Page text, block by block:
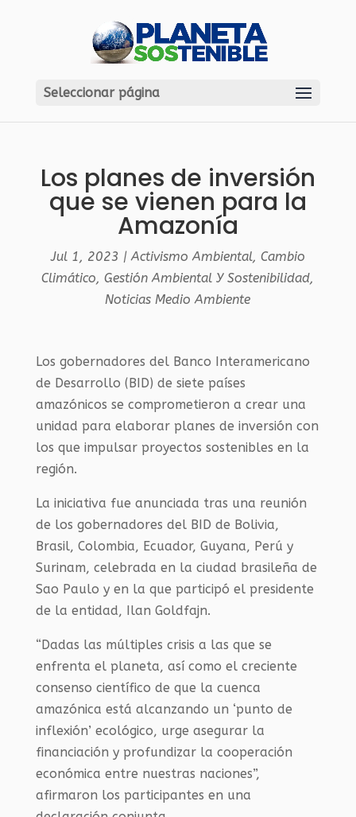
Seleccionar página
Los planes de inversión
que se vienen para la
Amazonía
Jul 1, 2023 |Activismo Ambiental, Cambio
Climático,Gestión Ambiental Y Sostenibilidad,
Noticias Medio Ambiente
Los gobernadores del Banco Interamericano
de Desarrollo (BID) de siete países
amazónicos se comprometieron a crear una
unidad para elaborar planes de inversión con
los que impulsar proyectos sostenibles en la
región.
La iniciativa fue anunciada tras una reunión
de los gobernadores del BID de Bolivia,
Brasil, Colombia, Ecuador, Guyana, Perú y
Surinam, celebrada en la ciudad brasileña de
Sao Paulo y en la que participó el presidente
de la entidad, Ilan Goldfajn.
“Dadas las múltiples crisis a las que se
enfrenta el planeta, así como el creciente
consenso científico de que la cuenca
amazónica está alcanzando un ‘punto de
inflexión’ ecológico, urge asegurar la
financiación y profundizar la cooperación
económica entre nuestras naciones”,
afirmaron los participantes en una